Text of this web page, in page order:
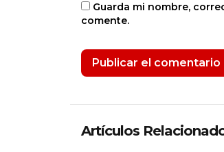
Guarda mi nombre,
comente.
Artículos